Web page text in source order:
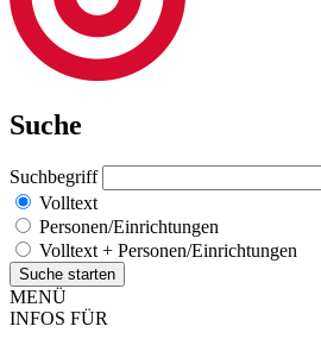
Suche
Suchbegriff
Volltext
Personen/Einrichtungen
Volltext + Personen/Einrichtungen
MENÜ
INFOS FÜR